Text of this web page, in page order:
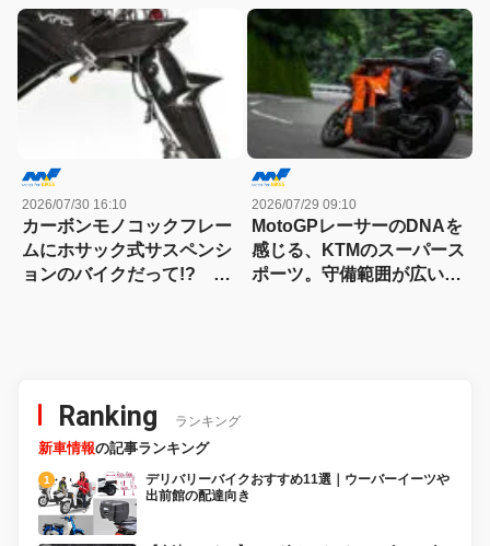
キット試乗記
グスター700ツイン・リミ
テッドエディション試乗記
2026/07/30 16:10
カーボンモノコックフレー
ムにホサック式サスペンシ
ョンのバイクだって!? ヴ
2026/07/29 09:10
MotoGPレーサーのDNAを
感じる、KTMのスーパース
ポーツ。守備範囲が広い史
Ranking ランキング
新車情報の記事ランキング
デリバリーバイクおすすめ11選｜ウーバーイーツや
出前館の配達向き